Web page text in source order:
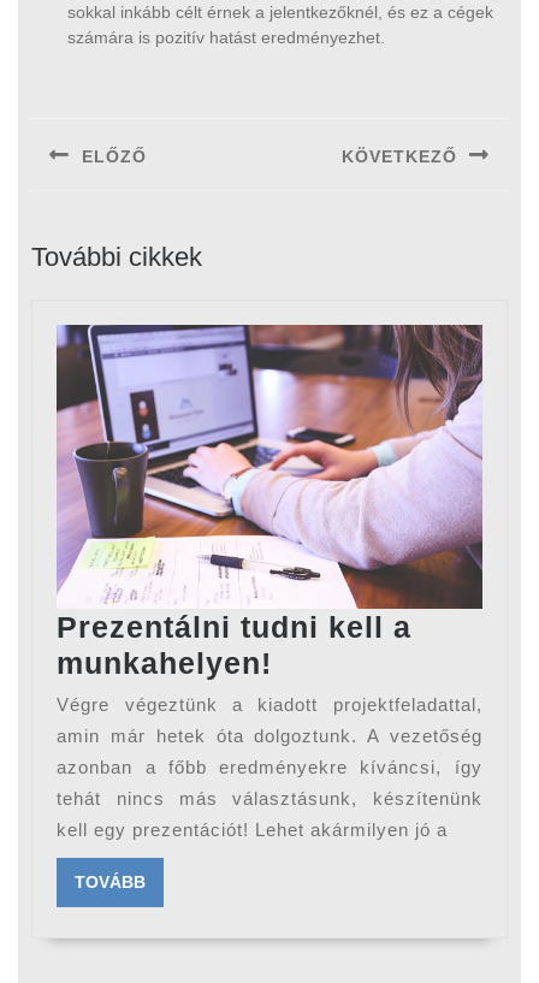
sokkal inkább célt érnek a jelentkezőknél, és ez a cégek
számára is pozitív hatást eredményezhet.
ELŐZŐ KÖVETKEZŐ
További cikkek
Prezentálni tudni kell a
munkahelyen!
tudni
kell
a
munkahelyen!
Végre végeztünk a kiadott projektfeladattal,
amin már hetek óta dolgoztunk. A vezetőség
azonban a főbb eredményekre kíváncsi, így
tehát nincs más választásunk, készítenünk
kell egy prezentációt! Lehet akármilyen jó a
TOVÁBBTOVÁBB